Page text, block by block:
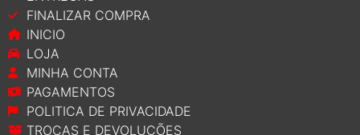
FINALIZAR COMPRA
INICIO
LOJA
MINHA CONTA
PAGAMENTOS
POLITICA DE PRIVACIDADE
TROCAS E DEVOLUÇÕES